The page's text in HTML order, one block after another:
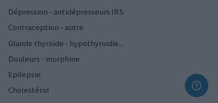
Dépression - antidépresseurs IRS
Contraception - autre
Glande thyroïde - hypothyroïdie...
Douleurs - morphine
Epilepsie
Cholestérol